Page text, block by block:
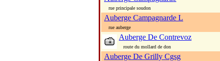
rue principale soudon
Auberge Campagnarde L
rue auberge
Auberge De Contrevoz
route du mollard de don
Auberge De Grilly Cgsg